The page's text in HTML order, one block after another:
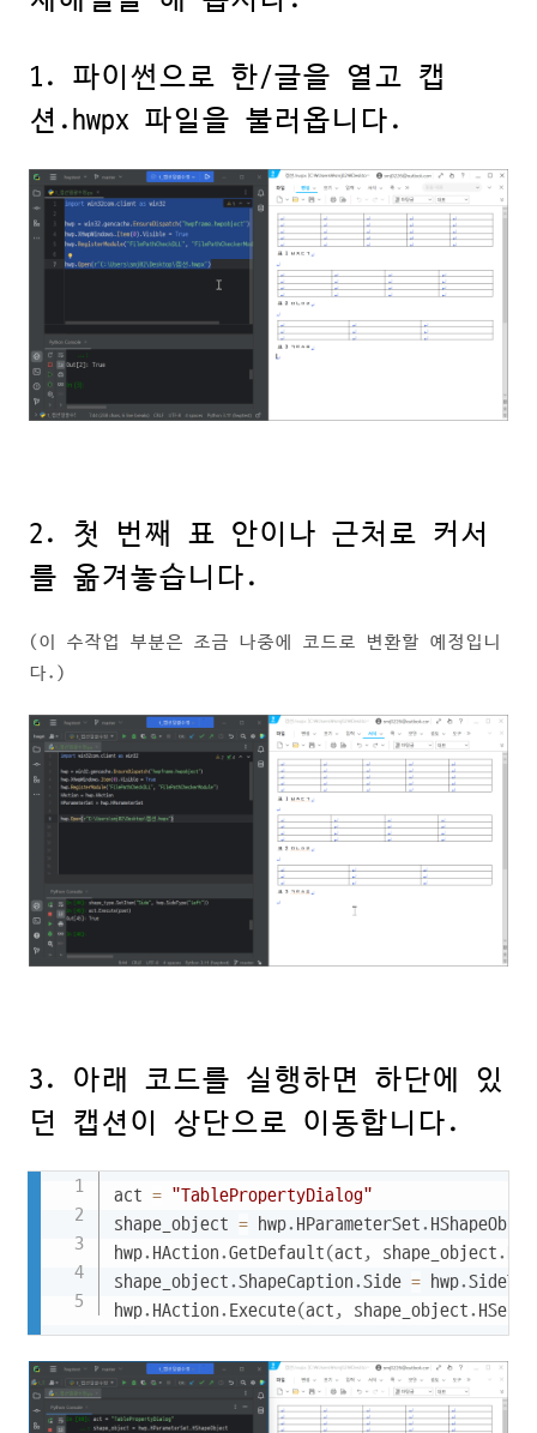
1. 파이썬으로 한/글을 열고 캡
션.hwpx 파일을 불러옵니다.
2. 첫 번째 표 안이나 근처로 커서
를 옮겨놓습니다.
(이 수작업 부분은 조금 나중에 코드로 변환할 예정입니
다.)
3. 아래 코드를 실행하면 하단에 있
던 캡션이 상단으로 이동합니다.
act = "TablePropertyDialog"
shape_object = hwp. HParameterSet.
hwp. HAction.GetDefault(act , shape_object.
shape_object.ShapeCaption.Side = hwp.
hwp. HAction. Execute(act , shape_object. HSet